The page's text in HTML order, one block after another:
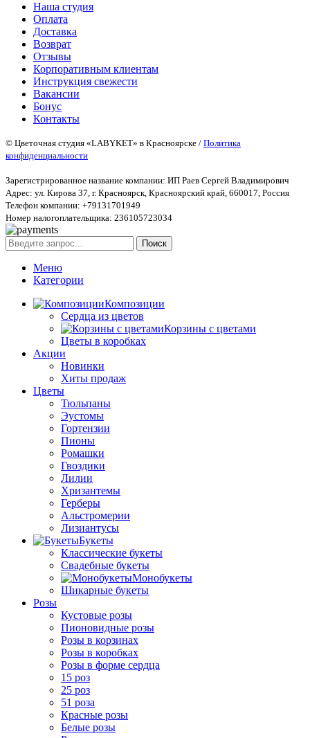
Наша студия
Оплата
Доставка
Возврат
Отзывы
Корпоративным клиентам
Инструкция свежести
Вакансии
Бонус
Контакты
© Цветочная студия «LABYKET» в Красноярске / Политика
конфиденциальности
Зарегистрированное название компании: ИП Раев Сергей Владимирович
Адрес: ул. Кирова 37, г. Красноярск, Красноярский край, 660017, Россия
Телефон компании: +79131701949
Номер налогоплательщика: 236105723034
Поиск
Меню
Категории
Композиции
Сердца из цветов
Корзины с цветами
Цветы в коробках
Акции
Новинки
Хиты продаж
Цветы
Тюльпаны
Эустомы
Гортензии
Пионы
Ромашки
Гвоздики
Лилии
Хризантемы
Герберы
Альстромерии
Лизиантусы
Букеты
Классические букеты
Свадебные букеты
Монобукеты
Шикарные букеты
Розы
Кустовые розы
Пионовидные розы
Розы в корзинах
Розы в коробках
Розы в форме сердца
15 роз
25 роз
51 роза
Красные розы
Белые розы